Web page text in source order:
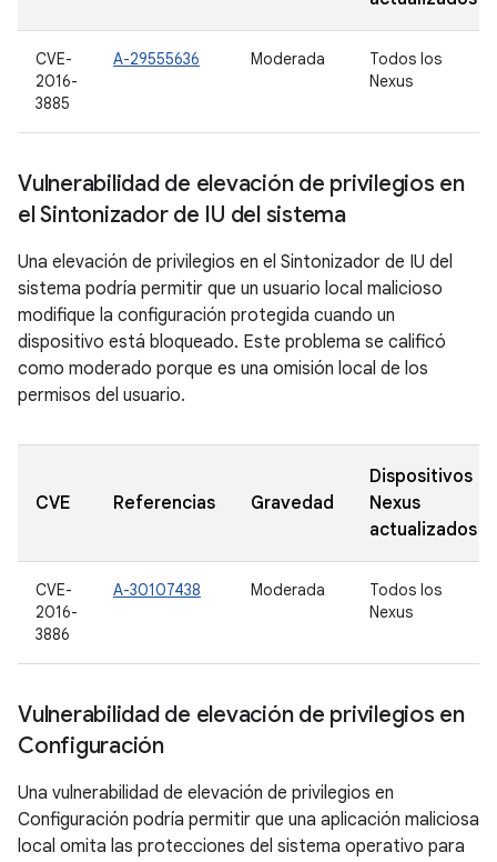
CVE-
2016-
3885
A-29555636 Moderada
Todos los
Nexus
Vulnerabilidad de elevación de privilegios en
el Sintonizador de IU del sistema
Una elevación de privilegios en el Sintonizador de IU del
sistema podría permitir que un usuario local malicioso
modifique la configuración protegida cuando un
dispositivo está bloqueado. Este problema se calificó
como moderado porque es una omisión local de los
permisos del usuario.
CVE Referencias Gravedad
Dispositivos
Nexus
actualizados
CVE-
2016-
3886
A-30107438 Moderada
Todos los
Nexus
Vulnerabilidad de elevación de privilegios en
Configuración
Una vulnerabilidad de elevación de privilegios en
Configuración podría permitir que una aplicación maliciosa
local omita las protecciones del sistema operativo para